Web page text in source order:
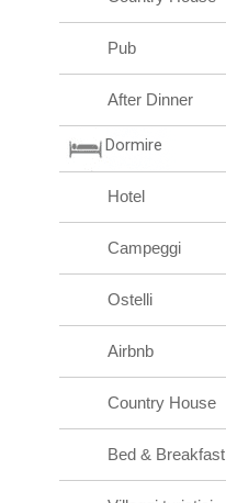
Pub
After Dinner
Dormire
Hotel
Campeggi
Ostelli
Airbnb
Country House
Bed & Breakfast